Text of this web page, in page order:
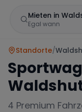
Mieten in
Egal wann
Standorte/
4 Premium